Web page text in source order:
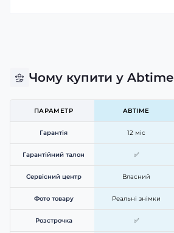
Чому купити у Abtime
ПАРАМЕТР ABTIME
Гарантія 12 міс
Гарантійний талон ✅
Сервісний центр Власний
Фото товару Реальні знімки
Розстрочка ✅